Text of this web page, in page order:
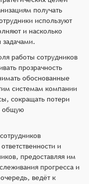
получать
используют
и насколько
задачами.
работы сотрудников
прозрачность
обоснованные
системам компании
сокращать потери
общую
и
предоставляя им
прогресса и
ведёт к